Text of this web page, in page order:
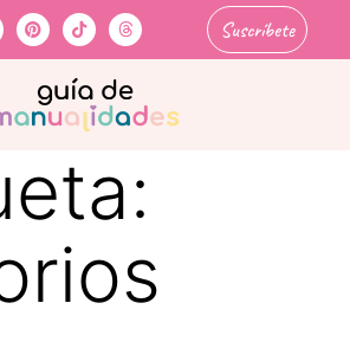
Suscríbete